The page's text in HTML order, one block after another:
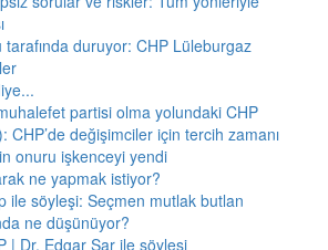
duruyor: CHP Lüleburgaz
partisi olma yolundaki CHP
CHP’de değişimciler için tercih zamanı
onuru işkenceyi yendi
ne yapmak istiyor?
ile söyleşi: Seçmen mutlak butlan
ne düşünüyor?
| Dr. Edgar Şar ile söyleşi